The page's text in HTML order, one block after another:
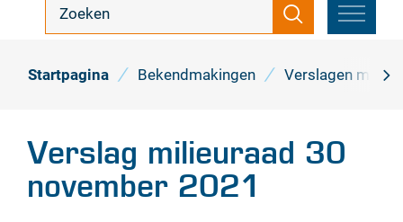
zoek
Zoeken
MENU
Startpagina Bekendmakingen Verslagen
Verslag milieuraad 30
november 2021